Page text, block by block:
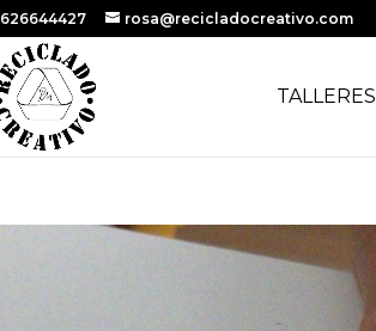
626644427 rosa@recicladocreativo.com
TALLERES